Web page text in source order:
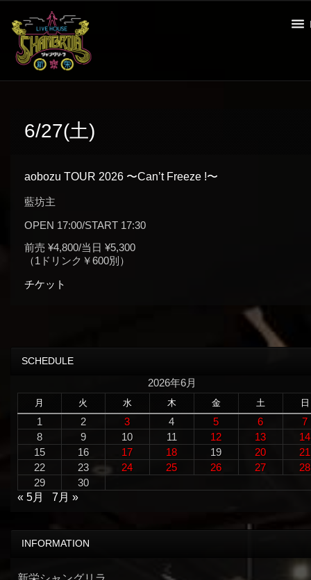
6/27(土)
aobozu TOUR 2026 〜Can’t Freeze !〜
藍坊主
OPEN 17:00/START 17:30
前売 ¥4,800/当日 ¥5,300
（1ドリンク￥600別）
チケット
SCHEDULE
2026年6月
月 火 水 木 金 土 日
1 2 3 4 5 6
7
8
9 10 11 12 13
14
15
16 17 18 19 20
21
22
23 24 25 26 27
28
29
30
« 5月
7月 »
INFORMATION